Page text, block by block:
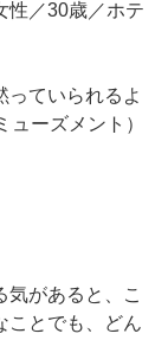
性／30歳／ホテ
っていられるよ
ーズメント）
があると、こ
とでも、どん